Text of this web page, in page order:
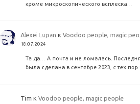
кроме микроскопического всплеска…
Alexei Lupan кVoodoo people, magic
18.07.2024
Та да… А почта и не ломалась.
была сделана в сентябре 2023, с тех
Tim кVoodoo people, magic people